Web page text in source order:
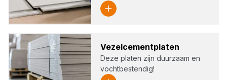
Vezel­ce­ment­pla­ten
Deze platen zijn duurzaam en
vochtbestendig!